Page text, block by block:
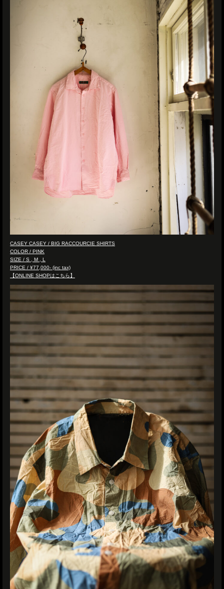
CASEY CASEY / BIG RACCOURCIE SHIRTS
COLOR / PINK
SIZE / S , M , L
PRICE / ¥77,000- (inc tax)
【ONLINE SHOPはこちら】